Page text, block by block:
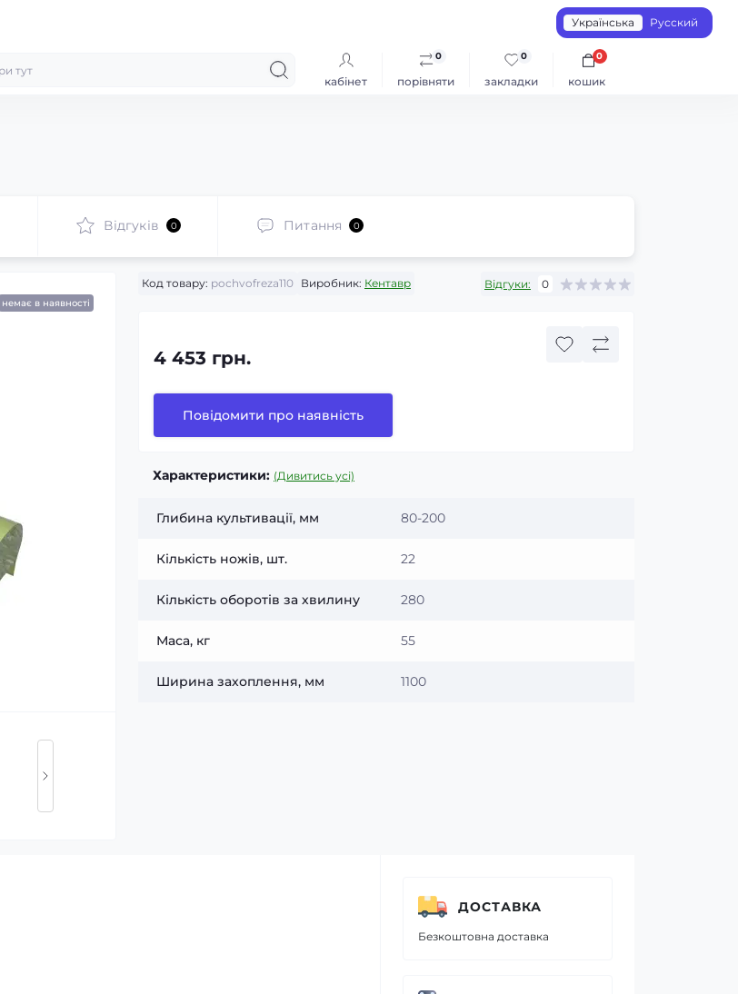
Українська Русский
кабінет порівняти
0
закладки
0
кошик
0
Відгуків 0 Питання 0
немає в наявності
Код товару: pochvofreza110 Виробник: Кентавр Відгуки: 0
4 453 грн.
Повідомити про наявність
Характеристики: (Дивитись усі)
Глибина культивації, мм 80-200
Кількість ножів, шт. 22
Кількість оборотів за хвилину 280
Маса, кг 55
Ширина захоплення, мм 1100
ДОСТАВКА
Безкоштовна доставка